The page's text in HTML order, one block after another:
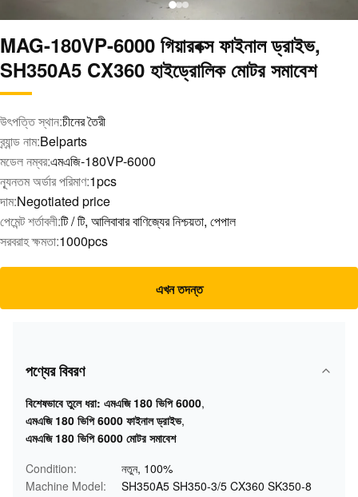
MAG-180VP-6000 গিয়ারবক্স ফাইনাল ড্রাইভ,
SH350A5 CX360 হাইড্রোলিক মোটর সমাবেশ
উৎপত্তি স্থান:চীনের তৈরী
ব্র্যান্ড নাম:Belparts
মডেল নম্বর:এমএজি-180VP-6000
ন্যূনতম অর্ডার পরিমাণ:1pcs
দাম:Negotiated price
পেমেন্ট শর্তাবলী:টি / টি, আলিবাবার বাণিজ্যের নিশ্চয়তা, পেপাল
সরবরাহ ক্ষমতা:1000pcs
এখন তদন্ত
পণ্যের বিবরণ
বিশেষভাবে তুলে ধরা: এমএজি 180 ভিপি 6000,
এমএজি 180 ভিপি 6000 ফাইনাল ড্রাইভ,
এমএজি 180 ভিপি 6000 মোটর সমাবেশ
Condition:
নতুন, 100%
Machine Model:
SH350A5 SH350-3/5 CX360 SK350-8